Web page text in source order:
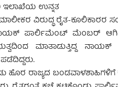
ಇಲಾಖೆಯ ಉನ್ನತ
ವಿರುದ್ಧ ರೈತ-ಕೂಲಿಕಾರರ
ಪಾರ್ಲಿಮೆಂಟ್ ಮೆಂಬರ್
ಮಾತಾಡುತ್ತಿದ್ದ ನಾಯಕ್
ಹೊರ ರಾಜ್ಯದ